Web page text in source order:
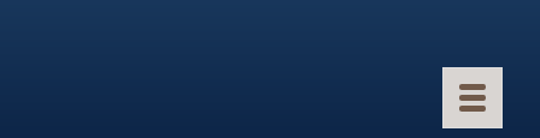
Toggle